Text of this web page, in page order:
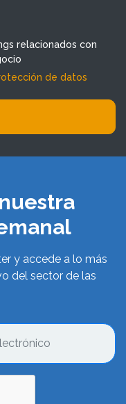
relacionados con
de datos
y accede a lo más
del sector de las